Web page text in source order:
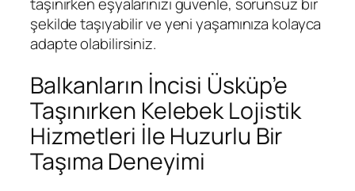
taşınırken eşyalarınızı güvenle, sorunsuz bir
şekilde taşıyabilir ve yeni yaşamınıza kolayca
adapte olabilirsiniz.
Balkanların İncisi Üsküp’e
Taşınırken Kelebek Lojistik
Hizmetleri İle Huzurlu Bir
Taşıma Deneyimi